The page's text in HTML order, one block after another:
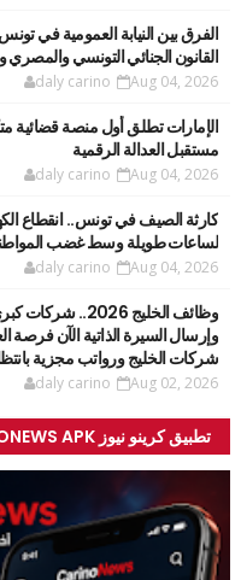
الفرق بين النيابة العمومية في
القانون الجنائي التونسي والمصري
daly carino Aug 04, 2026
الإمارات تطلق أول منصة قضائية
مستقبل العدالة الرقمية
daly carino Aug 04, 2026
كارثة الصيف في تونس.. انقطاع
لساعات طويلة وسط غضب
daly carino Aug 04, 2026
وظائف الخليج
وإرسال السيرة الذاتية الآن
شركات الخليج ورواتب مجزية
daly carino Aug 02, 2026
تطبيق كرينو نيوز CARINONEWS APK